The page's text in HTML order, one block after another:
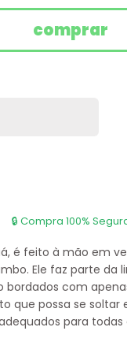
é feito à mão em
Ele faz parte da
bordados com
que possa se soltar
para todas